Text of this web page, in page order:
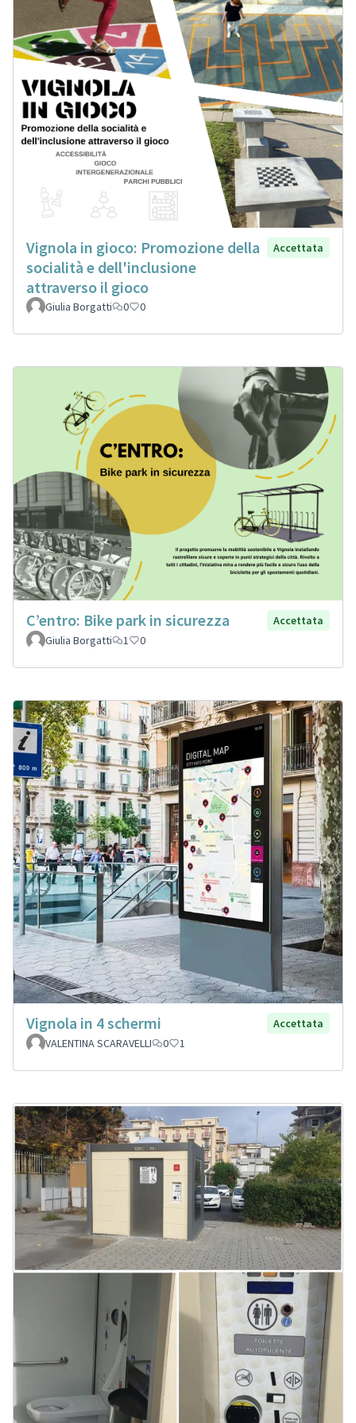
Vignola in gioco: Promozione della
socialità e dell'inclusione
attraverso il gioco
Accettata
Giulia Borgatti 0 0
C’entro: Bike park in sicurezza
Accettata
Giulia Borgatti
1 0
Vignola in 4 schermi
Accettata
VALENTINA SCARAVELLI
0 1